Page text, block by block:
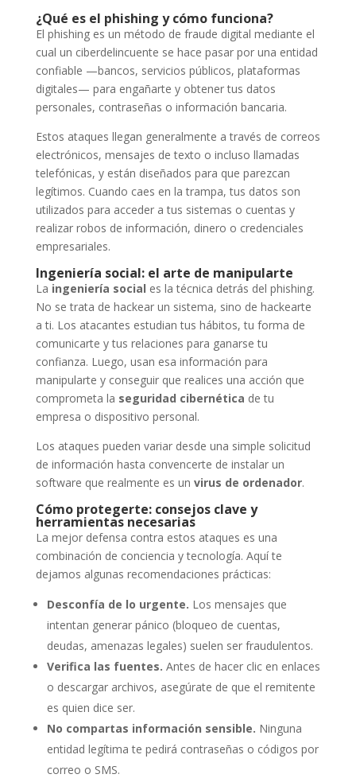
¿Qué es el phishing y cómo funciona?
El phishing es un método de fraude digital mediante el
cual un ciberdelincuente se hace pasar por una entidad
confiable —bancos, servicios públicos, plataformas
digitales— para engañarte y obtener tus datos
personales, contraseñas o información bancaria.
Estos ataques llegan generalmente a través de correos
electrónicos, mensajes de texto o incluso llamadas
telefónicas, y están diseñados para que parezcan
legítimos. Cuando caes en la trampa, tus datos son
utilizados para acceder a tus sistemas o cuentas y
realizar robos de información, dinero o credenciales
empresariales.
Ingeniería social: el arte de manipularte
La ingeniería social es la técnica detrás del phishing.
No se trata de hackear un sistema, sino de hackearte
a ti. Los atacantes estudian tus hábitos, tu forma de
comunicarte y tus relaciones para ganarse tu
confianza. Luego, usan esa información para
manipularte y conseguir que realices una acción que
comprometa la seguridad cibernética de tu
empresa o dispositivo personal.
Los ataques pueden variar desde una simple solicitud
de información hasta convencerte de instalar un
software que realmente es un virus de ordenador.
Cómo protegerte: consejos clave y
herramientas necesarias
La mejor defensa contra estos ataques es una
combinación de conciencia y tecnología. Aquí te
dejamos algunas recomendaciones prácticas:
Desconfía de lo urgente. Los mensajes que
intentan generar pánico (bloqueo de cuentas,
deudas, amenazas legales) suelen ser fraudulentos.
Verifica las fuentes. Antes de hacer clic en enlaces
o descargar archivos, asegúrate de que el remitente
es quien dice ser.
No compartas información sensible. Ninguna
entidad legítima te pedirá contraseñas o códigos por
correo o SMS.